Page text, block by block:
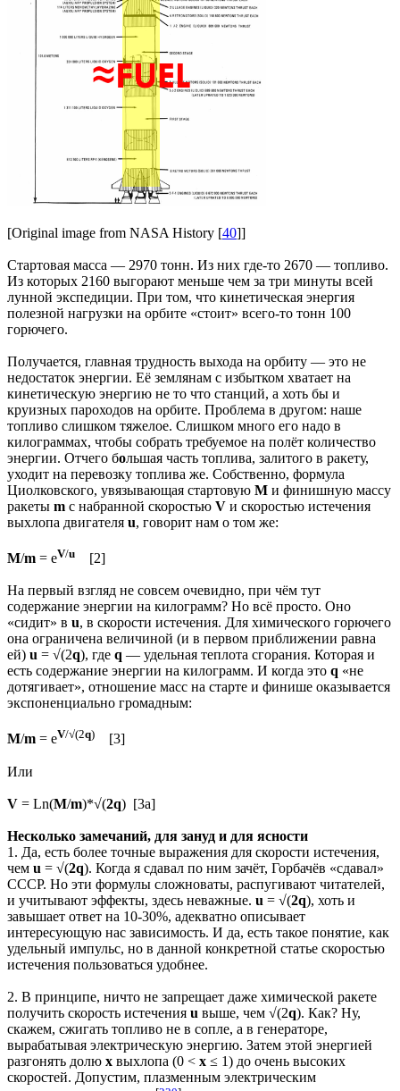
[Original image from NASA History [40]]
Стартовая масса — 2970 тонн. Из них где-то 2670 — топливо.
Из которых 2160 выгорают меньше чем за три минуты всей
лунной экспедиции. При том, что кинетическая энергия
полезной нагрузки на орбите «стоит» всего-то тонн 100
горючего.
Получается, главная трудность выхода на орбиту — это не
недостаток энергии. Её землянам с избытком хватает на
кинетическую энергию не то что станций, а хоть бы и
круизных пароходов на орбите. Проблема в другом: наше
топливо слишком тяжелое. Слишком много его надо в
килограммах, чтобы собрать требуемое на полёт количество
энергии. Отчего большая часть топлива, залитого в ракету,
уходит на перевозку топлива же. Собственно, формула
Циолковского, увязывающая стартовую M и финишную массу
ракеты m с набранной скоростью V и скоростью истечения
выхлопа двигателя u, говорит нам о том же:
M/m = eV/u [2]
На первый взгляд не совсем очевидно, при чём тут
содержание энергии на килограмм? Но всё просто. Оно
«сидит» в u, в скорости истечения. Для химического горючего
она ограничена величиной (и в первом приближении равна
ей) u = √(2q), где q — удельная теплота сгорания. Которая и
есть содержание энергии на килограмм. И когда это q «не
дотягивает», отношение масс на старте и финише оказывается
экспоненциально громадным:
M/m = eV/√(2q) [3]
Или
V = Ln(M/m)*√(2q) [3a]
Несколько замечаний, для зануд и для ясности
1. Да, есть более точные выражения для скорости истечения,
чем u = √(2q). Когда я сдавал по ним зачёт, Горбачёв «сдавал»
СССР. Но эти формулы сложноваты, распугивают читателей,
и учитывают эффекты, здесь неважные. u = √(2q), хоть и
завышает ответ на 10-30%, адекватно описывает
интересующую нас зависимость. И да, есть такое понятие, как
удельный импульс, но в данной конкретной статье скоростью
истечения пользоваться удобнее.
2. В принципе, ничто не запрещает даже химической ракете
получить скорость истечения u выше, чем √(2q). Как? Ну,
скажем, сжигать топливо не в сопле, а в генераторе,
вырабатывая электрическую энергию. Затем этой энергией
разгонять долю x выхлопа (0 < x ≤ 1) до очень высоких
скоростей. Допустим, плазменным электрическим